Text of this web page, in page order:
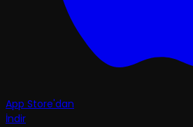
App Store'dan
İndir